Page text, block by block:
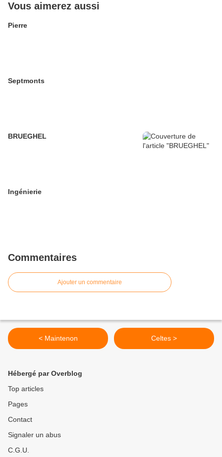
Vous aimerez aussi
Pierre
Septmonts
BRUEGHEL
Ingénierie
Commentaires
Ajouter un commentaire
< Maintenon Celtes >
Hébergé par Overblog
Top articles
Pages
Contact
Signaler un abus
C.G.U.